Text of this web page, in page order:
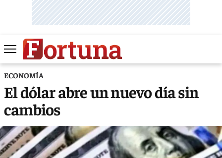
ECONOMÍA
El dólar abre un nuevo día sin
cambios